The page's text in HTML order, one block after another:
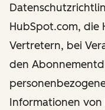
HubSpot.com, die
Vertretern, bei
den
Informationen von